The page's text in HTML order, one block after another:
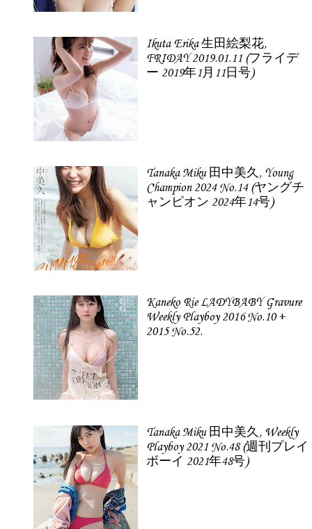
Ikuta Erika 生田絵梨花,
FRIDAY 2019.01.11 (フライデ
ー 2019年1月11日号)
Tanaka Miku 田中美久, Young
Champion 2024 No.14 (ヤングチ
ャンピオン 2024年14号)
Kaneko Rie LADYBABY Gravure
Weekly Playboy 2016 No.10 +
2015 No.52.
Tanaka Miku 田中美久, Weekly
Playboy 2021 No.48 (週刊プレイ
ボーイ 2021年48号)